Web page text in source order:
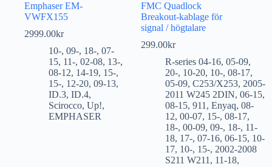
Emphaser EM-
VWFX155
2999.00kr
10-, 09-, 18-, 07-
15, 11-, 02-08, 13-,
08-12, 14-19, 15-,
15-, 12-20, 09-13,
ID.3, ID.4,
Scirocco, Up!,
EMPHASER
FMC Quadlock
Breakout-kablage för
signal / högtalare
299.00kr
R-series 04-16,05-09,
20-, 10-20, 10-,08-17,
05-09,C253/X253, 2005-
2011 W245 2DIN,06-15,
08-15,911 ,Enyaq,08-
12,00-07, 15-,08-17,
18-,00-09,09-, 18-, 11-
18, 17-,07-16,06-15, 10-
17, 10-, 15-, 2002-2008
S211 W211 , 11-18,